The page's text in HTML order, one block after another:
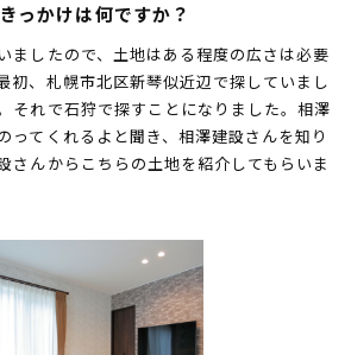
っかけは何ですか？
ましたので、土地はある程度の広さは必要
初、札幌市北区新琴似近辺で探していまし
それで石狩で探すことになりました。相澤
ってくれるよと聞き、相澤建設さんを知り
さんからこちらの土地を紹介してもらいま